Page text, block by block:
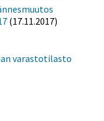
(17.11.2017)
varastotilasto